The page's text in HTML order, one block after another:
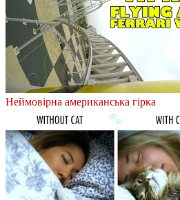
Неймовірна американська гірка